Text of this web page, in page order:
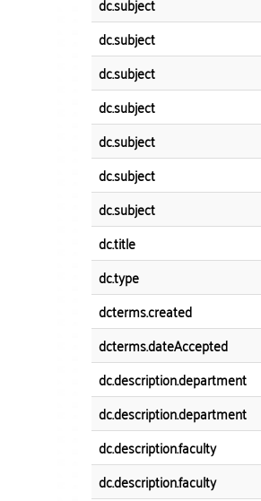
dc.subject
dc.subject
dc.subject
dc.subject
dc.subject
dc.subject
dc.title
dc.type
dcterms.created
dcterms.dateAccepted
dc.description.department
dc.description.department
dc.description.faculty
dc.description.faculty